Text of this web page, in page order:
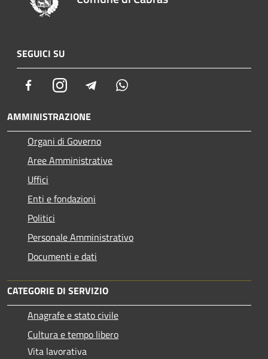
SEGUICI SU
FacebookInstagram Telegram
AMMINISTRAZIONE
Organi di Governo
Aree Amministrative
Uffici
Enti e fondazioni
Politici
Personale Amministrativo
Documenti e dati
CATEGORIE DI SERVIZIO
Anagrafe e stato civile
Cultura e tempo libero
Vita lavorativa